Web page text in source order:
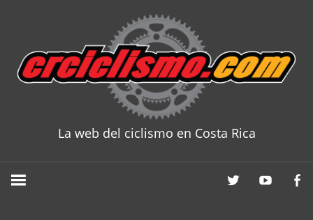
content
La web del ciclismo en Costa Rica